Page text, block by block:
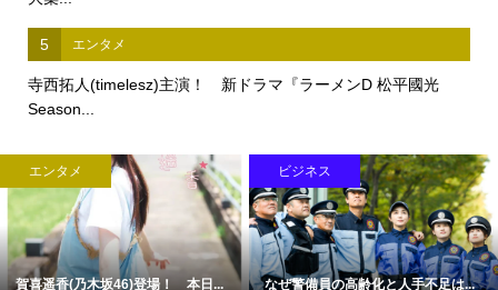
5 エンタメ
寺西拓人(timelesz)主演！ 新ドラマ『ラーメンD 松平國光
Season...
エンタメ
賀喜遥香(乃木坂46)登場！ 本日...
ビジネス
なぜ警備員の高齢化と人手不足は...